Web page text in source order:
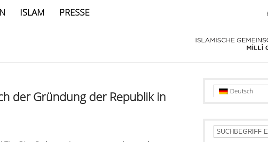
ISLAM PRESSE
der Gründung der Republik in
Deutsch